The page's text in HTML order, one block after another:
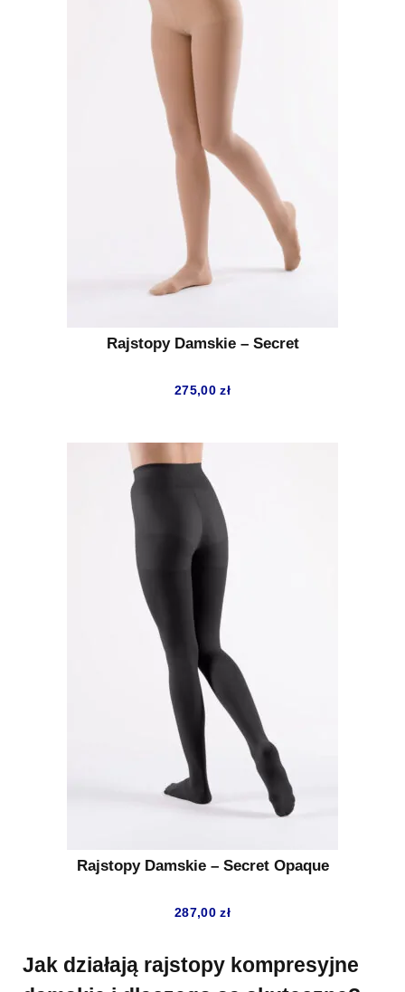
Rajstopy Damskie – Secret
275,00zł
Rajstopy Damskie – Secret Opaque
287,00zł
Jak działają rajstopy kompresyjne